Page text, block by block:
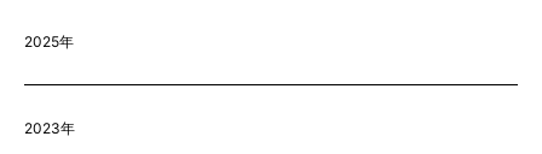
2025年
2023年